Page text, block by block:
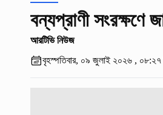
বন্যপ্রাণী সংরক্ষণে
আরটিভি নিউজ
বৃহস্পতিবার, ০৯ জুলাই ২০২৬ , ০৮:২৭